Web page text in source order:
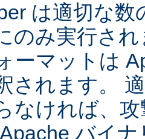
は適切な
のみ実行さ
ーマットは
されます。
なければ、
バイ